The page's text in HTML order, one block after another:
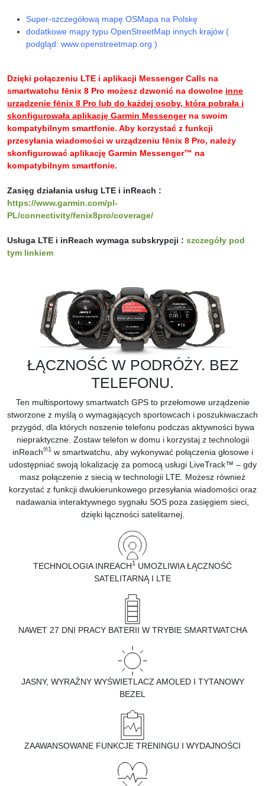
Super-szczegółową mapę OSMapa na Polskę
dodatkowe mapy typu OpenStreetMap innych krajów (
podgląd: www.openstreetmap.org )
Dzięki połączeniu LTE i aplikacji Messenger Calls na
smartwatchu fēnix 8 Pro możesz dzwonić na dowolne inne
urządzenie fēnix 8 Pro lub do każdej osoby, która pobrała i
skonfigurowała aplikację Garmin Messengerna swoim
kompatybilnym smartfonie. Aby korzystać z funkcji
przesyłania wiadomości w urządzeniu fēnix 8 Pro, należy
skonfigurować aplikację Garmin Messenger™ na
kompatybilnym smartfonie.
Zasięg działania usług LTE i inReach :
https://www.garmin.com/pl-
PL/connectivity/fenix8pro/coverage/
Usługa LTE i inReach wymaga subskrypcji : szczegóły pod
tym linkiem
ŁĄCZNOŚĆ W PODRÓŻY. BEZ
TELEFONU.
Ten multisportowy smartwatch GPS to przełomowe urządzenie
stworzone z myślą o wymagających sportowcach i poszukiwaczach
przygód, dla których noszenie telefonu podczas aktywności bywa
niepraktyczne. Zostaw telefon w domu i korzystaj z technologii
inReach®1 w smartwatchu, aby wykonywać połączenia głosowe i
udostępniać swoją lokalizację za pomocą usługi LiveTrack™ – gdy
masz połączenie z siecią w technologii LTE. Możesz również
korzystać z funkcji dwukierunkowego przesyłania wiadomości oraz
nadawania interaktywnego sygnału SOS poza zasięgiem sieci,
dzięki łączności satelitarnej.
TECHNOLOGIA INREACH1
UMOŻLIWIA ŁĄCZNOŚĆ
SATELITARNĄ I LTE
NAWET 27 DNI PRACY BATERII W TRYBIE SMARTWATCHA
JASNY, WYRAŹNY WYŚWIETLACZ AMOLED I TYTANOWY
BEZEL
ZAAWANSOWANE FUNKCJE TRENINGU I WYDAJNOŚCI